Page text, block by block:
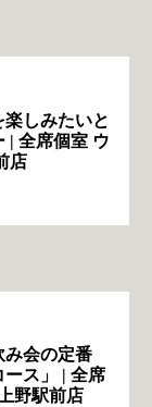
しみたいと
| 全席個室 ウ
店
み会の定番
ース」 | 全席
野駅前店